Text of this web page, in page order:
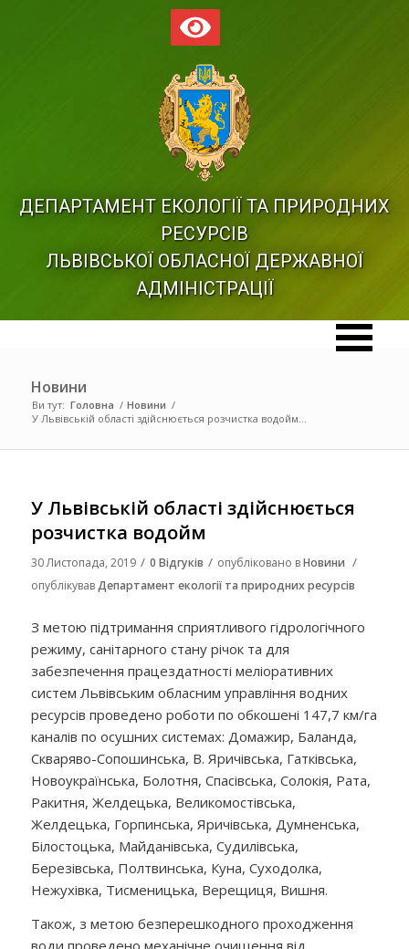
ДЕПАРТАМЕНТ ЕКОЛОГІЇ ТА ПРИРОДНИХ
РЕСУРСІВ
ЛЬВІВСЬКОЇ ОБЛАСНОЇ ДЕРЖАВНОЇ
АДМІНІСТРАЦІЇ
Новини
Ви тут: Головна / Новини /
У Львівській області здійснюється розчистка водойм...
У Львівській області здійснюється
розчистка водойм
30 Листопада, 2019 / 0 Відгуків / опубліковано вНовини /
опублікувавДепартамент екології та природних ресурсів
З метою підтримання сприятливого гідрологічного
режиму, санітарного стану річок та для
забезпечення працездатності меліоративних
систем Львівським обласним управління водних
ресурсів проведено роботи по обкошені 147,7 км/га
каналів по осушних системах: Домажир, Баланда,
Скваряво-Сопошинська, В. Яричівська, Гатківська,
Новоукраїнська, Болотня, Спасівська, Солокія, Рата,
Ракитня, Желдецька, Великомостівська,
Желдецька, Горпинська, Яричівська, Думненська,
Білостоцька, Майданівська, Судилівська,
Березівська, Полтвинська, Куна, Суходолка,
Нежухівка, Тисменицька, Верещиця, Вишня.
Також, з метою безперешкодного проходження
води проведено механічне очищення від